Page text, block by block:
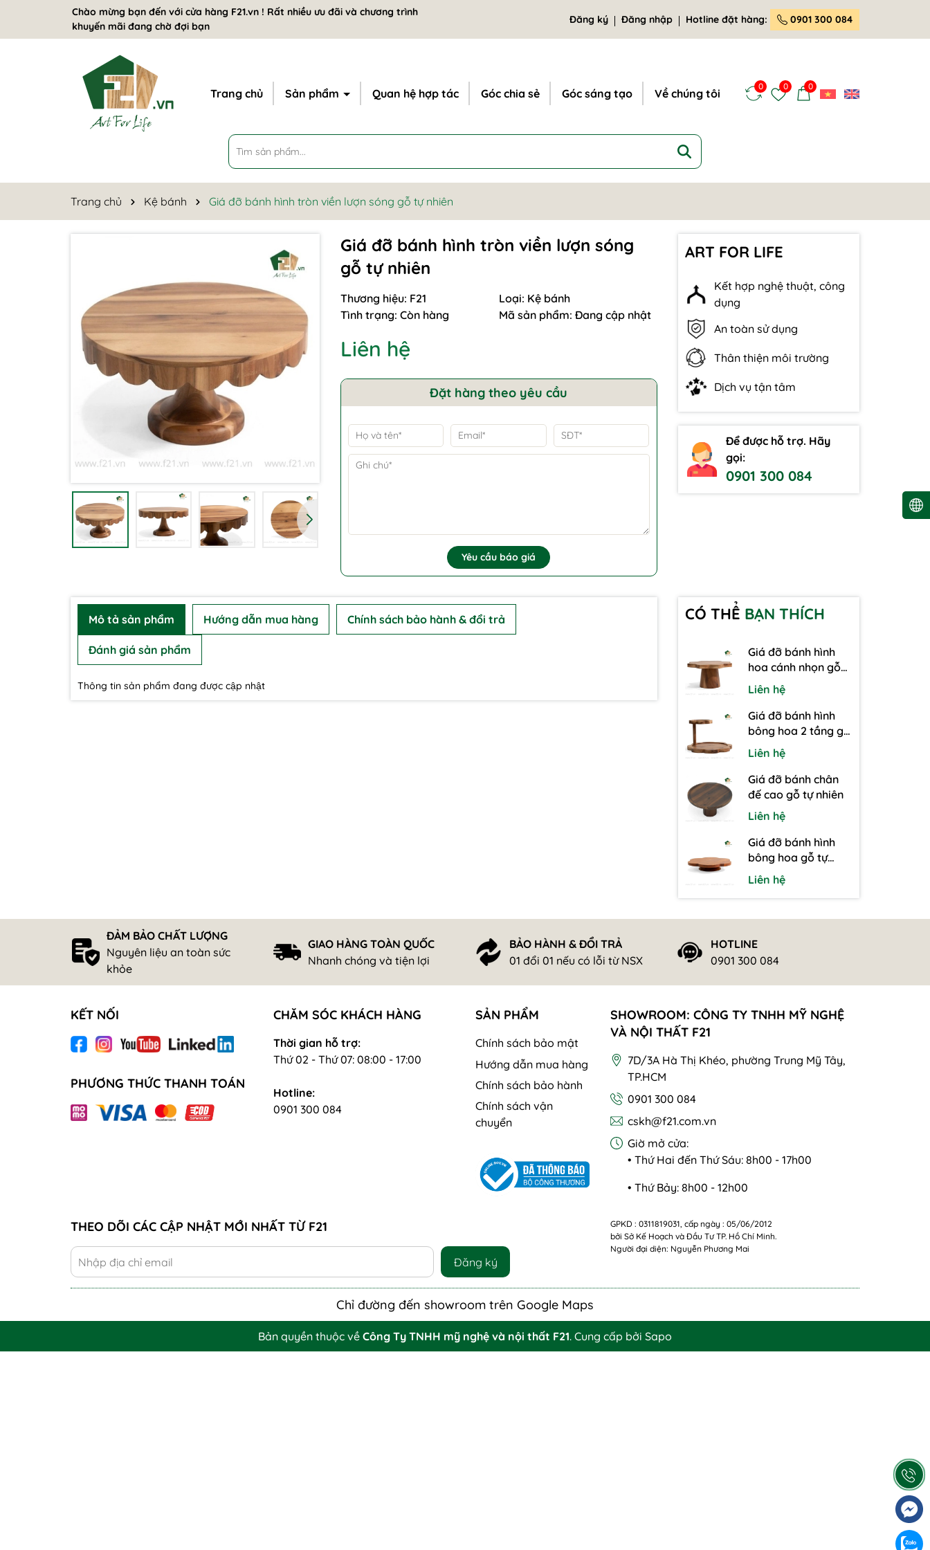
Chào mừng bạn đến với cửa hàng F21.vn ! Rất nhiều ưu đãi và chương trình
khuyến mãi đang chờ đợi bạn
Đăng ký Đăng nhập Hotline đặt hàng: 0901 300 084
Trang chủ Sản phẩm Quan hệ hợp tác Góc chia sẻ Góc sáng tạo Về chúng tôi
0 0 0
Trang chủ Kệ bánh Giá đỡ bánh hình tròn viền lượn sóng gỗ tự nhiên
Giá đỡ bánh hình tròn viền lượn sóng
gỗ tự nhiên
Thương hiệu: F21 Loại: Kệ bánh
Tình trạng: Còn hàng Mã sản phẩm: Đang cập nhật
Liên hệ
Đặt hàng theo yêu cầu
Yêu cầu báo giá
ART FOR LIFE
Kết hợp nghệ thuật, công
dụng
An toàn sử dụng
Thân thiện môi trường
Dịch vụ tận tâm
Để được hỗ trợ. Hãy
gọi:
0901 300 084
Mô tả sản phẩm Hướng dẫn mua hàng Chính sách bảo hành & đổi trả
Đánh giá sản phẩm
Thông tin sản phẩm đang được cập nhật
CÓ THỂ BẠN THÍCH
Giá đỡ bánh hình
hoa cánh nhọn gỗ
tự nhiên
Liên hệ
Giá đỡ bánh hình
bông hoa 2 tầng gỗ
tự nhiên
Liên hệ
Giá đỡ bánh chân
đế cao gỗ tự nhiên
Liên hệ
Giá đỡ bánh hình
bông hoa gỗ tự
nhiên
Liên hệ
ĐẢM BẢO CHẤT LƯỢNG
Nguyên liệu an toàn sức
khỏe
GIAO HÀNG TOÀN QUỐC
Nhanh chóng và tiện lợi
BẢO HÀNH & ĐỔI TRẢ
01 đổi 01 nếu có lỗi từ NSX
HOTLINE
0901 300 084
KẾT NỐI
PHƯƠNG THỨC THANH TOÁN
CHĂM SÓC KHÁCH HÀNG
Thời gian hỗ trợ:
Thứ 02 - Thứ 07: 08:00 - 17:00
Hotline:
0901 300 084
SẢN PHẨM
Chính sách bảo mật
Hướng dẫn mua hàng
Chính sách bảo hành
Chính sách vận
chuyển
SHOWROOM: CÔNG TY TNHH MỸ NGHỆ
VÀ NỘI THẤT F21
7D/3A Hà Thị Khéo, phường Trung Mỹ Tây,
TP.HCM
0901 300 084
cskh@f21.com.vn
Giờ mở cửa:
• Thứ Hai đến Thứ Sáu: 8h00 - 17h00
• Thứ Bảy: 8h00 - 12h00
THEO DÕI CÁC CẬP NHẬT MỚI NHẤT TỪ F21
Đăng ký
GPKD : 0311819031, cấp ngày : 05/06/2012
bởi Sở Kế Hoạch và Đầu Tư TP. Hồ Chí Minh.
Người đại diện: Nguyễn Phương Mai
Chỉ đường đến showroom trên Google Maps
Bản quyền thuộc về Công Ty TNHH mỹ nghệ và nội thất F21. Cung cấp bởi Sapo